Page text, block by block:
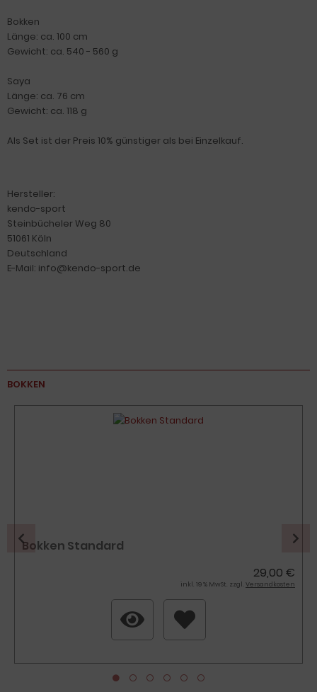
Bokken
Länge: ca. 100 cm
Gewicht: ca. 540 - 560 g
Saya
Länge: ca. 76 cm
Gewicht: ca. 118 g
Als Set ist der Preis 10% günstiger als bei Einzelkauf.
Hersteller:
kendo-sport
Steinbücheler Weg 80
51061 Köln
Deutschland
E-Mail: info@kendo-sport.de
BOKKEN
Bokken Standard
29,00 €
inkl. 19 % MwSt. zzgl. Versandkosten